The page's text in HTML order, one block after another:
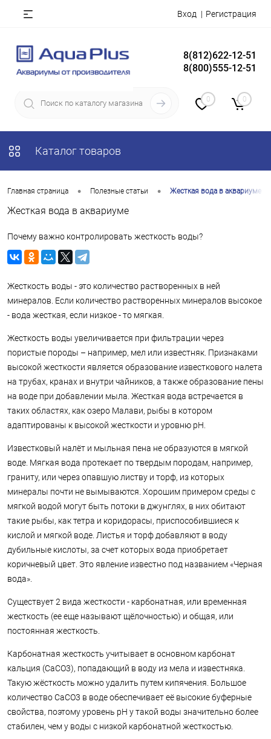
Вход Регистрация
8(812)622-12-51
8(800)555-12-51
0 0
Каталог товаров
Главная страница • Полезные статьи • Жесткая вода в аквариуме
Жесткая вода в аквариуме
Почему важно контролировать жесткость воды?
Жесткость воды - это количество растворенных в ней
минералов. Если количество растворенных минералов высокое
- вода жесткая, если низкое - то мягкая.
Жесткость воды увеличивается при фильтрации через
пористые породы – например, мел или известняк. Признаками
высокой жесткости является образование известкового налета
на трубах, кранах и внутри чайников, а также образование пены
на воде при добавлении мыла. Жесткая вода встречается в
таких областях, как озеро Малави, рыбы в котором
адаптированы к высокой жесткости и уровню pH.
Известковый налёт и мыльная пена не образуются в мягкой
воде. Мягкая вода протекает по твердым породам, например,
граниту, или через опавшую листву и торф, из которых
минералы почти не вымываются. Хорошим примером среды с
мягкой водой могут быть потоки в джунглях, в них обитают
такие рыбы, как тетра и коридорасы, приспособившиеся к
кислой и мягкой воде. Листья и торф добавляют в воду
дубильные кислоты, за счет которых вода приобретает
коричневый цвет. Это явление известно под названием «Черная
вода».
Существует 2 вида жесткости - карбонатная, или временная
жесткость (ее еще называют щёлочностью) и общая, или
постоянная жесткость.
Карбонатная жесткость учитывает в основном карбонат
кальция (CaCO3), попадающий в воду из мела и известняка.
Такую жёсткость можно удалить путем кипячения. Большое
количество CaCO3 в воде обеспечивает её высокие буферные
свойства, поэтому уровень pH у такой воды значительно более
стабилен, чем у воды с низкой карбонатной жесткостью.